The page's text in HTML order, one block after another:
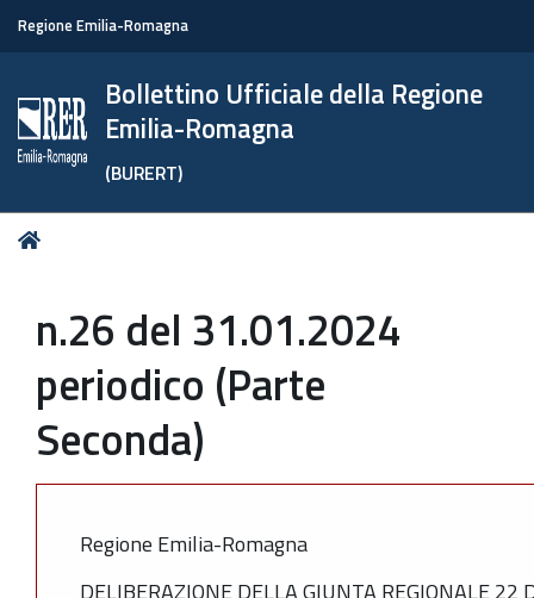
Regione Emilia-Romagna
Bollettino Ufficiale della Regione
Emilia-Romagna
(BURERT)
Tu
n.26 del 31.01.2024
periodico (Parte
Seconda)
Regione Emilia-Romagna
DELIBERAZIONE DELLA GIUNTA REGIONALE